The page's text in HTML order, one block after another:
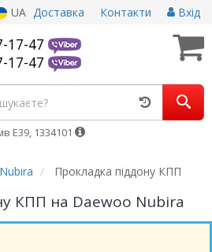
UA Доставка Контакти Вхід
17-47
17-47
Е39, 1334101
Nubira Прокладка піддону КПП
КПП на Daewoo Nubira